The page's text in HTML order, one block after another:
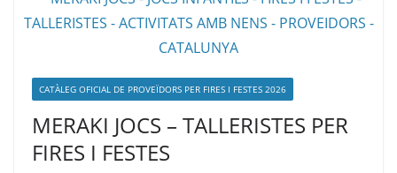
CATÀLEG OFICIAL DE PROVEÏDORS PER FIRES I FESTES 2026
MERAKI JOCS – TALLERISTES PER
FIRES I FESTES